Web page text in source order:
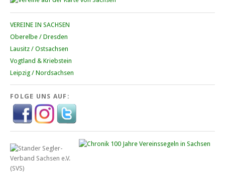
VEREINE IN SACHSEN
Oberelbe / Dresden
Lausitz / Ostsachsen
Vogtland & Kriebstein
Leipzig / Nordsachsen
FOLGE UNS AUF: